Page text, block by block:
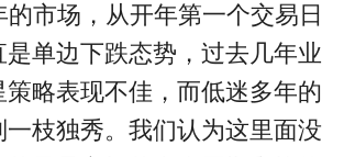
的市场，从开年第一个交易日
单边下跌态势，过去几年业
略表现不佳，而低迷多年的
枝独秀。我们认为这里面没